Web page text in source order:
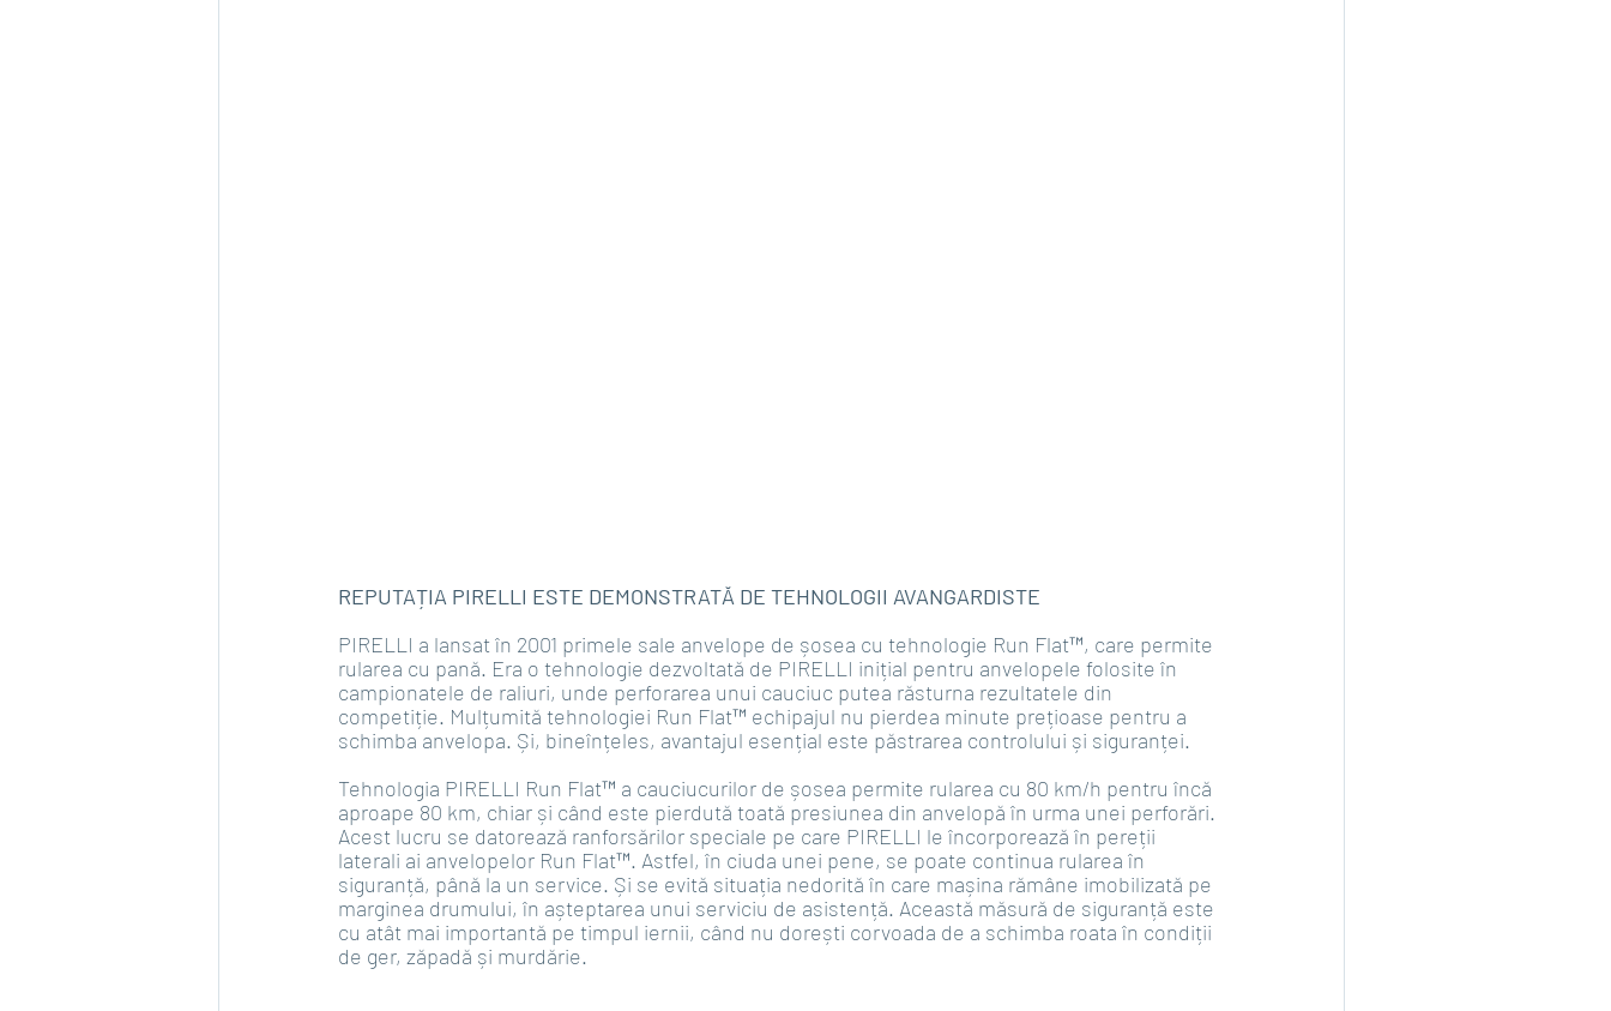
REPUTAȚIA PIRELLI ESTE DEMONSTRATĂ DE TEHNOLOGII AVANGARDISTE
PIRELLI a lansat în 2001 primele sale anvelope de șosea cu tehnologie Run Flat™, care permite
rularea cu pană. Era o tehnologie dezvoltată de PIRELLI inițial pentru anvelopele folosite în
campionatele de raliuri, unde perforarea unui cauciuc putea răsturna rezultatele din
competiție. Mulțumită tehnologiei Run Flat™ echipajul nu pierdea minute prețioase pentru a
schimba anvelopa. Și, bineînțeles, avantajul esențial este păstrarea controlului și siguranței.
Tehnologia PIRELLI Run Flat™ a cauciucurilor de șosea permite rularea cu 80 km/h pentru încă
aproape 80 km, chiar și când este pierdută toată presiunea din anvelopă în urma unei perforări.
Acest lucru se datorează ranforsărilor speciale pe care PIRELLI le încorporează în pereții
laterali ai anvelopelor Run Flat™. Astfel, în ciuda unei pene, se poate continua rularea în
siguranță, până la un service. Și se evită situația nedorită în care mașina rămâne imobilizată pe
marginea drumului, în așteptarea unui serviciu de asistență. Această măsură de siguranță este
cu atât mai importantă pe timpul iernii, când nu dorești corvoada de a schimba roata în condiții
de ger, zăpadă și murdărie.